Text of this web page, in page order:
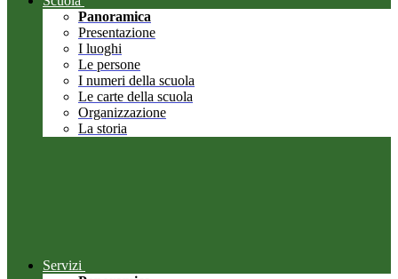
Panoramica
Presentazione
I luoghi
Le persone
I numeri della scuola
Le carte della scuola
Organizzazione
La storia
Servizi